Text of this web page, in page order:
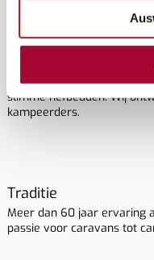
Innovatie
Bürstner heeft al
campers, caravans en
innovatieve ruimtelijke
slimme hefbedden: Wij
kampeerders.
Traditie
Meer dan 60 jaar ervaring
passie voor caravans tot